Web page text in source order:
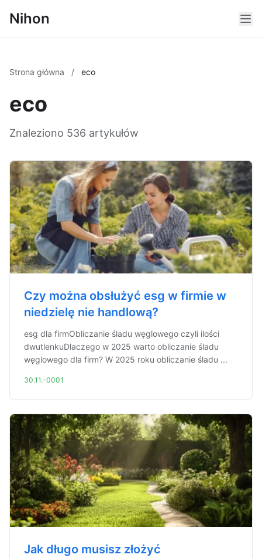
Nihon
Strona główna / eco
eco
Znaleziono 536 artykułów
Czy można obsłużyć esg w firmie w
niedzielę nie handlową?
esg dla firmObliczanie śladu węglowego czyli ilości
dwutlenkuDlaczego w 2025 warto obliczanie śladu
węglowego dla firm? W 2025 roku obliczanie śladu ...
30.11.-0001
Jak długo musisz złożyć